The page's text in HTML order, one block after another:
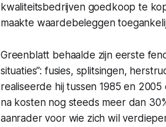
kwaliteitsbedrijven goedkoop te
maakte waardebeleggen
Greenblatt behaalde zijn eerste
situaties”: fusies, splitsingen,
realiseerde hij tussen 1985 en
na kosten nog steeds meer dan
aanrader voor wie zich wil